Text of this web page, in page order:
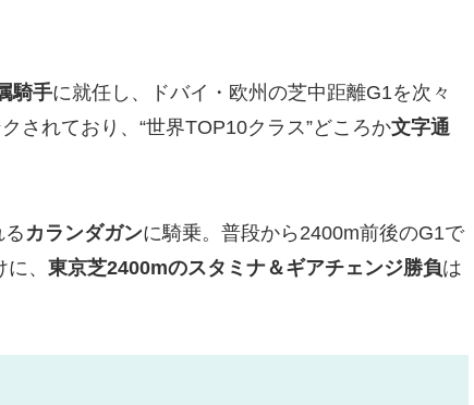
騎手に就任し、ドバイ・欧州の芝中距離G1を次々
されており、“世界TOP10クラス”どころか文字通
カランダガンに騎乗。普段から2400m前後のG1で
、 東京芝2400mのスタミナ＆ギアチェンジ勝負は